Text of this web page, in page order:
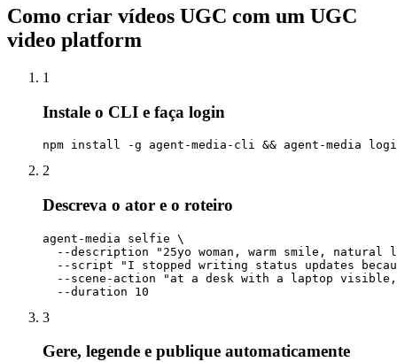
Como criar vídeos UGC com um UGC
video platform
1
Instale o CLI e faça login
npm install -g agent-media-cli && agent-media
2
Descreva o ator e o roteiro
agent-media selfie \
--description "25yo woman, warm smile, natural
--script "I stopped writing status updates
--scene-action "at a desk with a laptop
  --duration 10
3
Gere, legende e publique automaticamente